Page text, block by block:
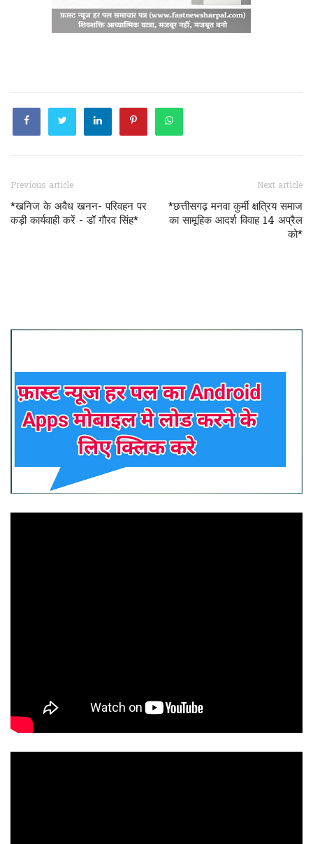
Previous article
*खनिज के अवैध खनन- परिवहन पर
कड़ी कार्यवाही करें - डॉ गौरव सिंह*
Next article
*छत्तीसगढ़ मनवा कुर्मी क्षत्रिय समाज
का सामूहिक आदर्श विवाह 14 अप्रैल
को*